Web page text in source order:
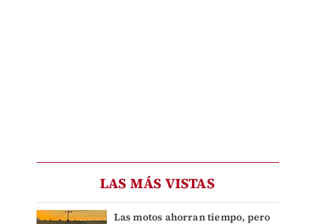
LAS MÁS VISTAS
Las motos ahorran tiempo, pero